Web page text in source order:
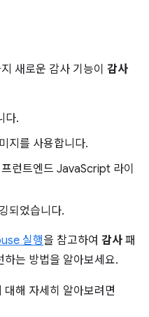
새로운 감사 기능이 감사
다.
지를 사용합니다.
런트엔드 JavaScript 라이
되었습니다.
실행을 참고하여 감사 패
는 방법을 알아보세요.
해 자세히 알아보려면